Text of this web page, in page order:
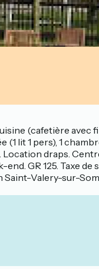
(cafetière avec
lit 1 pers), 1
Location draps.
GR 125. Taxe
Saint-Valery-sur-